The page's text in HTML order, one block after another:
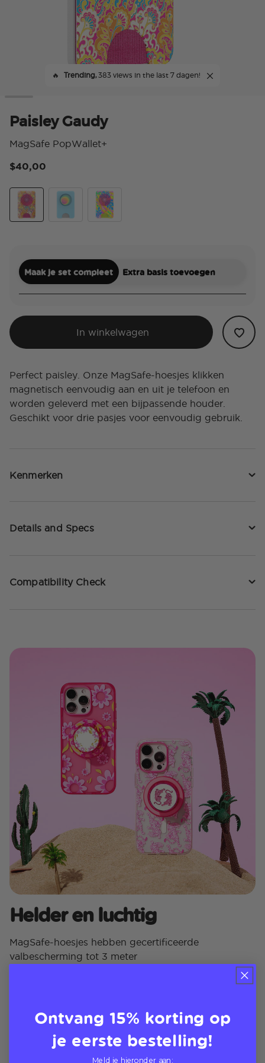
🔥 Trending,383 views in the last 7 dagen!
Paisley Gaudy
MagSafe PopWallet+
$40,00
Maak je set compleet Extra basis toevoegen
In winkelwagen
Perfect paisley. Onze MagSafe-hoesjes klikken
magnetisch eenvoudig aan en uit je telefoon en
worden geleverd met een bijpassende houder.
Geschikt voor drie pasjes voor eenvoudig gebruik.
Kenmerken
Details and Specs
Compatibility Check
Helder en luchtig
MagSafe-hoesjes hebben gecertificeerde
valbescherming tot 3 meter
Ontvang 15% korting op
je eerste bestelling!
Meld je hieronder aan: